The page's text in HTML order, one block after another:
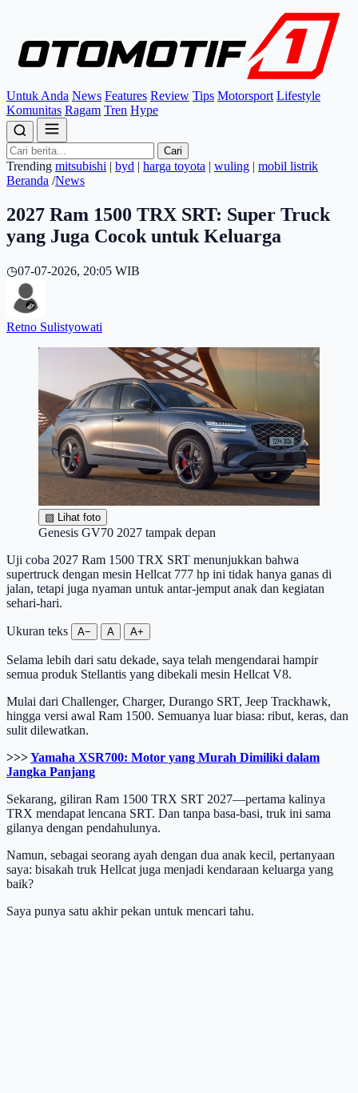
Untuk Anda News Features Review Tips Motorsport Lifestyle
Komunitas Ragam Tren Hype
Cari
Trending mitsubishi | byd | harga toyota | wuling | mobil listrik
Beranda /News
2027 Ram 1500 TRX SRT: Super Truck
yang Juga Cocok untuk Keluarga
◷07-07-2026, 20:05 WIB
Retno Sulistyowati
▧ Lihat foto
Genesis GV70 2027 tampak depan
Uji coba 2027 Ram 1500 TRX SRT menunjukkan bahwa
supertruck dengan mesin Hellcat 777 hp ini tidak hanya ganas di
jalan, tetapi juga nyaman untuk antar-jemput anak dan kegiatan
sehari-hari.
Ukuran teks A− A A+
Selama lebih dari satu dekade, saya telah mengendarai hampir
semua produk Stellantis yang dibekali mesin Hellcat V8.
Mulai dari Challenger, Charger, Durango SRT, Jeep Trackhawk,
hingga versi awal Ram 1500. Semuanya luar biasa: ribut, keras, dan
sulit dilewatkan.
>>>Yamaha XSR700: Motor yang Murah Dimiliki dalam
Jangka Panjang
Sekarang, giliran Ram 1500 TRX SRT 2027—pertama kalinya
TRX mendapat lencana SRT. Dan tanpa basa-basi, truk ini sama
gilanya dengan pendahulunya.
Namun, sebagai seorang ayah dengan dua anak kecil, pertanyaan
saya: bisakah truk Hellcat juga menjadi kendaraan keluarga yang
baik?
Saya punya satu akhir pekan untuk mencari tahu.